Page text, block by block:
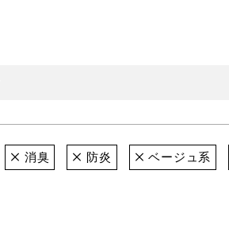
消臭 防炎 ベージュ系